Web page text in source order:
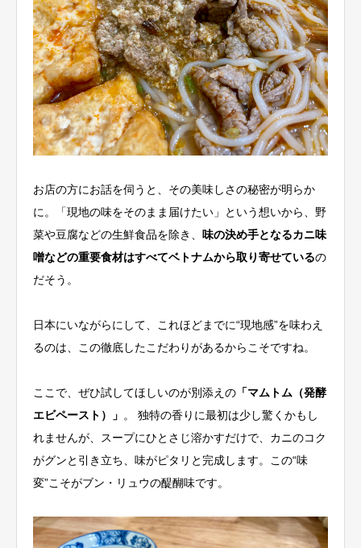
お店の方にお話を伺うと、その美味しさの秘密が明らか
に。「現地の味をそのまま届けたい」という想いから、野
菜や豆腐などの生鮮食品を除き、 味の決め手となるカニ味
噌などの重要食材はすべてベトナムから取り寄せているの
だそう。
日本にいながらにして、これほどまでに“現地感”を味わえ
るのは、この徹底したこだわりがあるからこそですね。
ここで、ぜひ試してほしいのが別添えの 「マムトム（発酵
エビペースト）」 。 独特の香りに最初は少し驚くかもし
れませんが、スープにひとさじ溶かすだけで、カニのコク
がグンと引き立ち、味がピタリと完成します。この“味
変”こそがブン・リュウの醍醐味です。